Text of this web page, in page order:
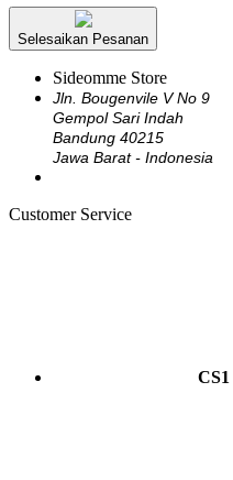
Selesaikan Pesanan
Sideomme Store
Jln. Bougenvile V No 9
Gempol Sari Indah
Bandung 40215
Jawa Barat - Indonesia
Customer Service
CS1